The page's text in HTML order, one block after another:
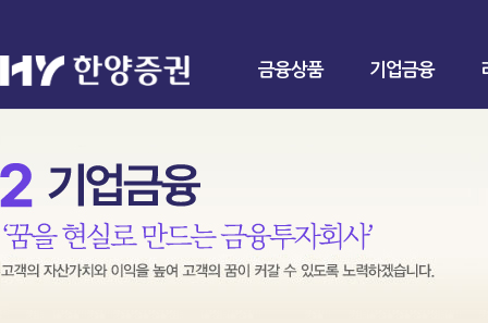
금융상품 기업금융